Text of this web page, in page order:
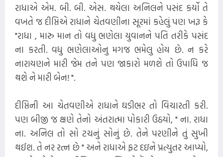
રાધાએ એમ. બી. બી. એસ. થયેલા અનિલને પસંદ કર્યો તે
વખતે જ દીપ્તિએ રાધાને ચેતવણીના સૂરમાં કહેલું પણ ખરૂ કે
"રાધા , મારુ માન તો વધુ ભણેલા યુવાનને પતિ તરીકે પસંદ
ના કરતી. વધુ ભણેલાઓનુ મગજ ભમેલુ હોય છે. ન કરે
નારાયણને મારી જેમ તને પણ જાકારો મળશે તો ઉપાધિ જ
થશે ને મારી બેન! ".
દીપ્તિની આ ચેતવણીએ રાધાને ઘડીભર તો વિચારતી કરી.
પણ બીજી જ ક્ષણે તેનો અંતરાત્મા પોકારી ઉઠયો, " ના. રાધા
ના. અનિલ તો સો ટચનું સોનું છે. તેને પરણીને તું સુખી
થઈશ. તે નર રત્ન છે " અને રાધાએ ફટ દઇને પ્રત્યુતર આપ્યો,